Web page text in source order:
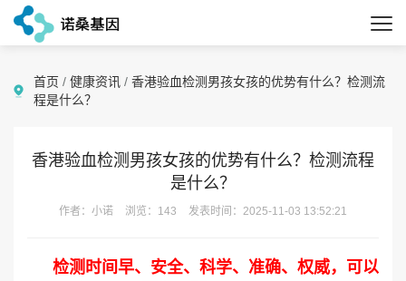
首页 / 健康资讯 / 香港验血检测男孩女孩的优势有什么？检测流
程是什么？
香港验血检测男孩女孩的优势有什么？检测流程
是什么？
作者：小诺 浏览：143 发表时间：2025-11-03 13:52:21
检测时间早、安全、科学、准确、权威，可以